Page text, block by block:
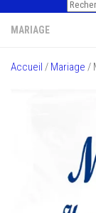
MARIAGE
Accueil / Mariage /